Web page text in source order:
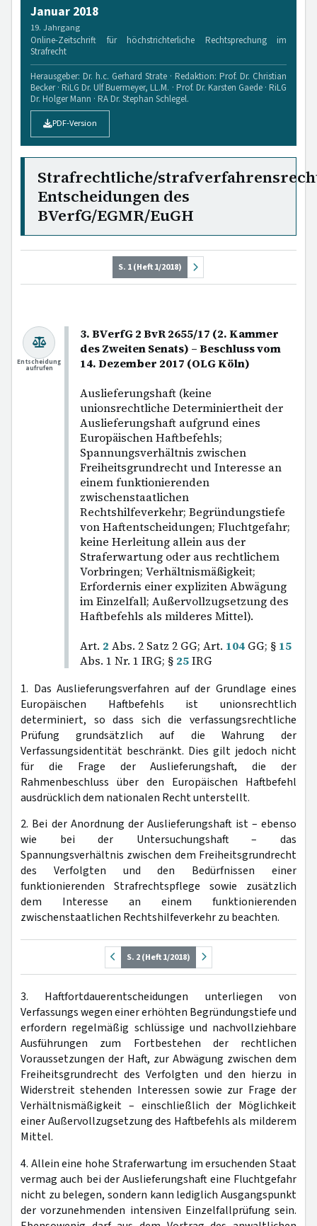
Januar 2018
19. Jahrgang
Online-Zeitschrift für höchstrichterliche Rechtsprechung im
Strafrecht
Herausgeber: Dr. h.c. Gerhard Strate · Redaktion: Prof. Dr. Christian
Becker · RiLG Dr. Ulf Buermeyer, LL.M. · Prof. Dr. Karsten Gaede · RiLG
Dr. Holger Mann · RA Dr. Stephan Schlegel.
PDF-Version
Strafrechtliche/
Entscheidungen des
BVerfG/EGMR/EuGH
S. 1 (Heft 1/2018)
3. BVerfG 2 BvR 2655/17 (2. Kammer
des Zweiten Senats) – Beschluss vom
14. Dezember 2017 (OLG Köln)
Auslieferungshaft (keine
unionsrechtliche Determiniertheit der
Auslieferungshaft aufgrund eines
Europäischen Haftbefehls;
Spannungsverhältnis zwischen
Freiheitsgrundrecht und Interesse an
einem funktionierenden
zwischenstaatlichen
Rechtshilfeverkehr; Begründungstiefe
von Haftentscheidungen; Fluchtgefahr;
keine Herleitung allein aus der
Straferwartung oder aus rechtlichem
Vorbringen; Verhältnismäßigkeit;
Erfordernis einer expliziten Abwägung
im Einzelfall; Außervollzugsetzung des
Haftbefehls als milderes Mittel).
Art. 2 Abs. 2 Satz 2 GG; Art. 104 GG; § 15
Abs. 1 Nr. 1 IRG; § 25IRG
Entscheidung
aufrufen
1. Das Auslieferungsverfahren auf der Grundlage eines
Europäischen Haftbefehls ist unionsrechtlich
determiniert, so dass sich die verfassungsrechtliche
Prüfung grundsätzlich auf die Wahrung der
Verfassungsidentität beschränkt. Dies gilt jedoch nicht
für die Frage der Auslieferungshaft, die der
Rahmenbeschluss über den Europäischen Haftbefehl
ausdrücklich dem nationalen Recht unterstellt.
2. Bei der Anordnung der Auslieferungshaft ist – ebenso
wie bei der Untersuchungshaft – das
Spannungsverhältnis zwischen dem Freiheitsgrundrecht
des Verfolgten und den Bedürfnissen einer
funktionierenden Strafrechtspflege sowie zusätzlich
dem Interesse an einem funktionierenden
zwischenstaatlichen Rechtshilfeverkehr zu beachten.
S. 2 (Heft 1/2018)
3. Haftfortdauerentscheidungen unterliegen von
Verfassungs wegen einer erhöhten Begründungstiefe und
erfordern regelmäßig schlüssige und nachvollziehbare
Ausführungen zum Fortbestehen der rechtlichen
Voraussetzungen der Haft, zur Abwägung zwischen dem
Freiheitsgrundrecht des Verfolgten und den hierzu in
Widerstreit stehenden Interessen sowie zur Frage der
Verhältnismäßigkeit – einschließlich der Möglichkeit
einer Außervollzugsetzung des Haftbefehls als milderem
Mittel.
4. Allein eine hohe Straferwartung im ersuchenden Staat
vermag auch bei der Auslieferungshaft eine Fluchtgefahr
nicht zu belegen, sondern kann lediglich Ausgangspunkt
der vorzunehmenden intensiven Einzelfallprüfung sein.